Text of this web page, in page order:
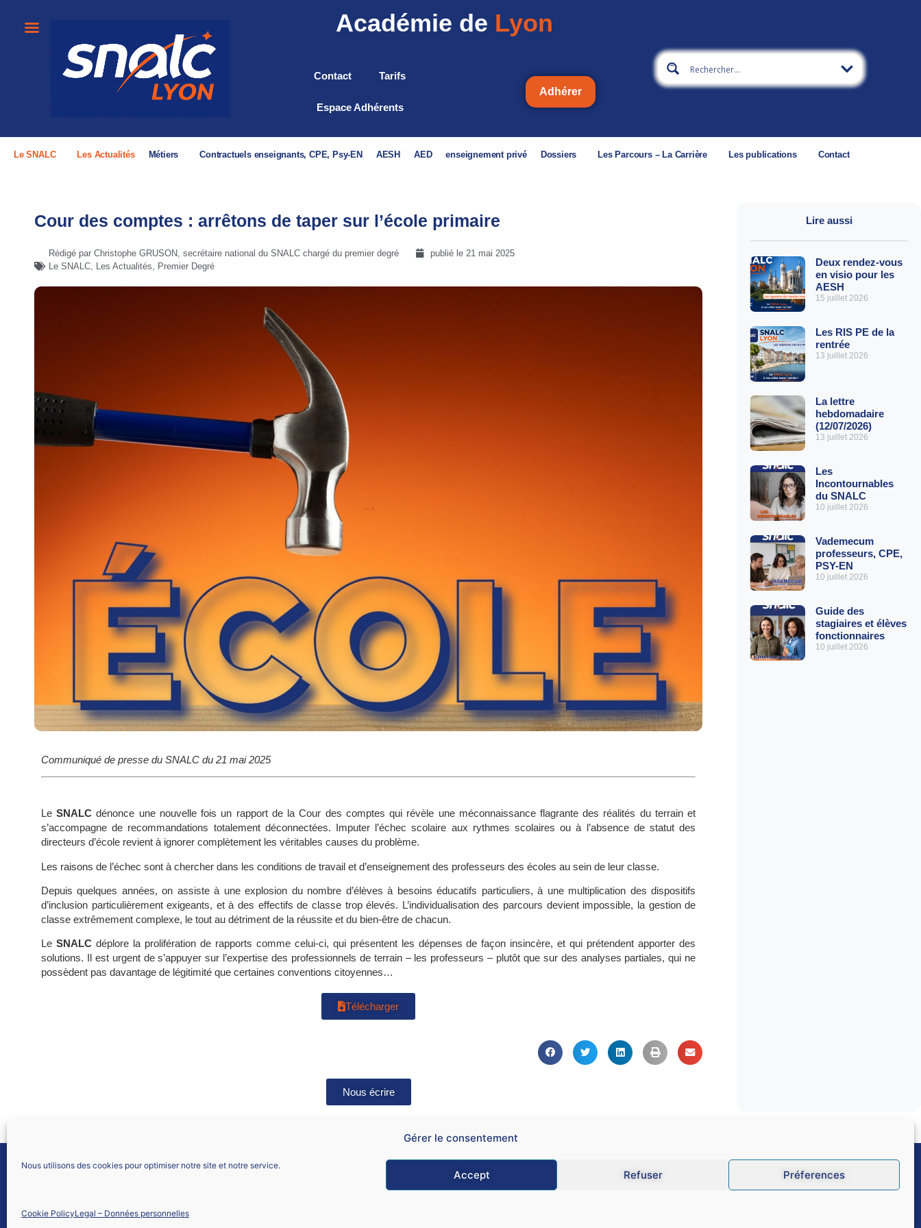
Gérer le consentement
Nous utilisons des cookies pour optimiser notre site et notre service.
Accept Refuser Préferences
Cookie PolicyLegal – Données personnelles
Académie de Lyon
Contact Tarifs
Espace Adhérents
Adhérer
Le SNALC Les Actualités Métiers Contractuels enseignants, CPE, Psy-EN AESH AED enseignement privé Dossiers Les Parcours – La Carrière Les publications Contact
Cour des comptes : arrêtons de taper sur l’école primaire
Rédigé par Christophe GRUSON, secrétaire national du SNALC chargé du premier degré publié le 21 mai 2025
Le SNALC, Les Actualités, Premier Degré
Communiqué de presse du SNALC du 21 mai 2025
LeSNALC dénonce une nouvelle fois un rapport de la Cour des comptes qui révèle une méconnaissance flagrante des réalités du terrain et
s’accompagne de recommandations totalement déconnectées. Imputer l’échec scolaire aux rythmes scolaires ou à l’absence de statut des
directeurs d’école revient à ignorer complètement les véritables causes du problème.
Les raisons de l’échec sont à chercher dans les conditions de travail et d’enseignement des professeurs des écoles au sein de leur classe.
Depuis quelques années, on assiste à une explosion du nombre d’élèves à besoins éducatifs particuliers, à une multiplication des dispositifs
d’inclusion particulièrement exigeants, et à des effectifs de classe trop élevés. L’individualisation des parcours devient impossible, la gestion de
classe extrêmement complexe, le tout au détriment de la réussite et du bien-être de chacun.
Le SNALCdéplore la prolifération de rapports comme celui-ci, qui présentent les dépenses de façon insincère, et qui prétendent apporter des
solutions. Il est urgent de s’appuyer sur l’expertise des professionnels de terrain – les professeurs – plutôt que sur des analyses partiales, qui ne
possèdent pas davantage de légitimité que certaines conventions citoyennes…
Télécharger
Nous écrire
Lire aussi
Deux rendez-vous
en visio pour les
AESH
15 juillet 2026
Les RIS PE de la
rentrée
13 juillet 2026
La lettre
hebdomadaire
(12/07/2026)
13 juillet 2026
Les
Incontournables
du SNALC
10 juillet 2026
Vademecum
professeurs, CPE,
PSY-EN
10 juillet 2026
Guide des
stagiaires et élèves
fonctionnaires
10 juillet 2026
SNALC LYON
Nous contacter